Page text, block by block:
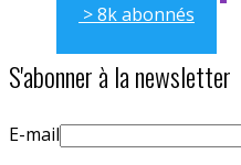
> 8k abonnés
S'abonner à la newsletter
E-mail